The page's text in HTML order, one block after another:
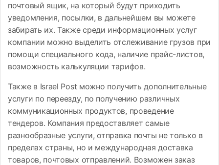
почтовый ящик, на который будут приходить
уведомления, посылки, в дальнейшем вы можете
забирать их. Также среди информационных услуг
компании можно выделить отслеживание грузов при
помощи специального кода, наличие прайс-листов,
возможность калькуляции тарифов.
Также в Israel Post можно получить дополнительные
услуги по переезду, по получению различных
коммуникационных продуктов, проведение
тендеров. Компания предоставляет самые
разнообразные услуги, отправка почты не только в
пределах страны, но и международная доставка
товаров, почтовых отправлений. Возможен заказ